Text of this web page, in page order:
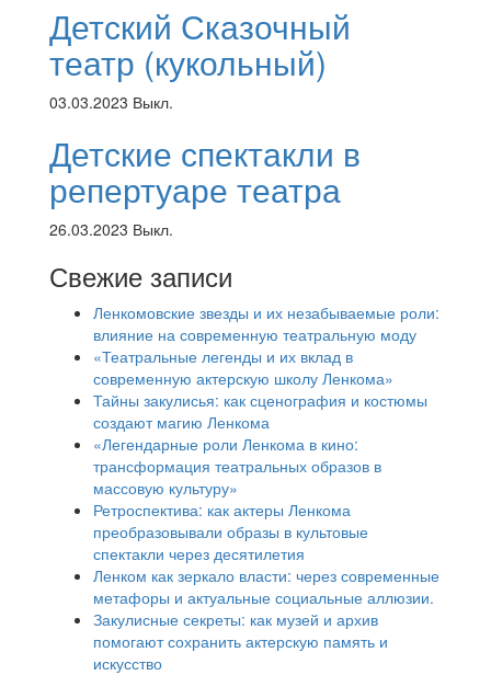
Детский Сказочный
театр (кукольный)
03.03.2023 Выкл.
Детские спектакли в
репертуаре театра
26.03.2023 Выкл.
Свежие записи
Ленкомовские звезды и их незабываемые роли:
влияние на современную театральную моду
«Театральные легенды и их вклад в
современную актерскую школу Ленкома»
Тайны закулисья: как сценография и костюмы
создают магию Ленкома
«Легендарные роли Ленкома в кино:
трансформация театральных образов в
массовую культуру»
Ретроспектива: как актеры Ленкома
преобразовывали образы в культовые
спектакли через десятилетия
Ленком как зеркало власти: через современные
метафоры и актуальные социальные аллюзии.
Закулисные секреты: как музей и архив
помогают сохранить актерскую память и
искусство